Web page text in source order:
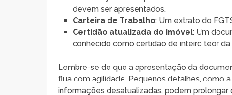
devem ser apresentados.
Carteira de Trabalho: Um extrato do
Certidão atualizada do imóvel: Um
conhecido como certidão de inteiro teor da
Lembre-se de que a apresentação da
flua com agilidade. Pequenos detalhes, como
informações desatualizadas, podem